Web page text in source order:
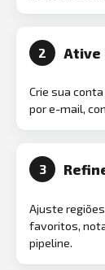
2 Ative
Crie sua
por e-mail,
3
Ajuste
favoritos,
pipeline.